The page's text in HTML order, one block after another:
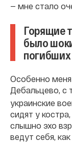
— мне стало
Горящие
было
погибших
Особенно
Дебальцево, с
украинские
сидят у
слышно эхо
ведут себя,